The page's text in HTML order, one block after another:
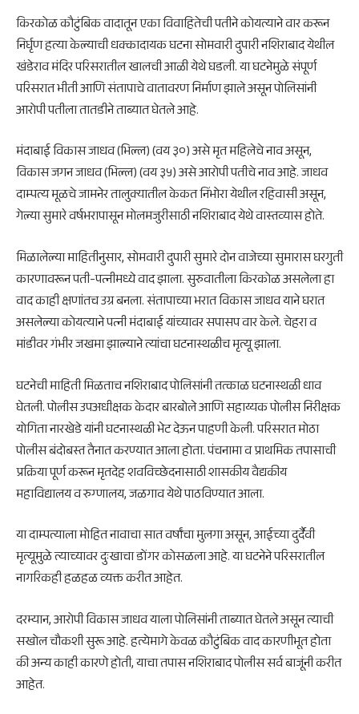
किरकोळ कौटुंबिक वादातून एका विवाहितेची पतीने कोयत्याने वार करून
निर्घृण हत्या केल्याची धक्कादायक घटना सोमवारी दुपारी नशिराबाद येथील
खंडेराव मंदिर परिसरातील खालची आळी येथे घडली. या घटनेमुळे संपूर्ण
परिसरात भीती आणि संतापाचे वातावरण निर्माण झाले असून पोलिसांनी
आरोपी पतीला तातडीने ताब्यात घेतले आहे.
मंदाबाई विकास जाधव (भिल्ल) (वय ३०) असे मृत महिलेचे नाव असून,
विकास जगन जाधव (भिल्ल) (वय ३५) असे आरोपी पतीचे नाव आहे. जाधव
दाम्पत्य मूळचे जामनेर तालुक्यातील केकत निंभोरा येथील रहिवासी असून,
गेल्या सुमारे वर्षभरापासून मोलमजुरीसाठी नशिराबाद येथे वास्तव्यास होते.
मिळालेल्या माहितीनुसार, सोमवारी दुपारी सुमारे दोन वाजेच्या सुमारास घरगुती
कारणावरून पती-पत्नीमध्ये वाद झाला. सुरुवातीला किरकोळ असलेला हा
वाद काही क्षणांतच उग्र बनला. संतापाच्या भरात विकास जाधव याने घरात
असलेल्या कोयत्याने पत्नी मंदाबाई यांच्यावर सपासप वार केले. चेहरा व
मांडीवर गंभीर जखमा झाल्याने त्यांचा घटनास्थळीच मृत्यू झाला.
घटनेची माहिती मिळताच नशिराबाद पोलिसांनी तत्काळ घटनास्थळी धाव
घेतली. पोलीस उपअधीक्षक केदार बारबोले आणि सहाय्यक पोलीस निरीक्षक
योगिता नारखेडे यांनी घटनास्थळी भेट देऊन पाहणी केली. परिसरात मोठा
पोलीस बंदोबस्त तैनात करण्यात आला होता. पंचनामा व प्राथमिक तपासाची
प्रक्रिया पूर्ण करून मृतदेह शवविच्छेदनासाठी शासकीय वैद्यकीय
महाविद्यालय व रुग्णालय, जळगाव येथे पाठविण्यात आला.
या दाम्पत्याला मोहित नावाचा सात वर्षांचा मुलगा असून, आईच्या दुर्दैवी
मृत्यूमुळे त्याच्यावर दुःखाचा डोंगर कोसळला आहे. या घटनेने परिसरातील
नागरिकही हळहळ व्यक्त करीत आहेत.
दरम्यान, आरोपी विकास जाधव याला पोलिसांनी ताब्यात घेतले असून त्याची
सखोल चौकशी सुरू आहे. हत्येमागे केवळ कौटुंबिक वाद कारणीभूत होता
की अन्य काही कारणे होती, याचा तपास नशिराबाद पोलीस सर्व बाजूंनी करीत
आहेत.